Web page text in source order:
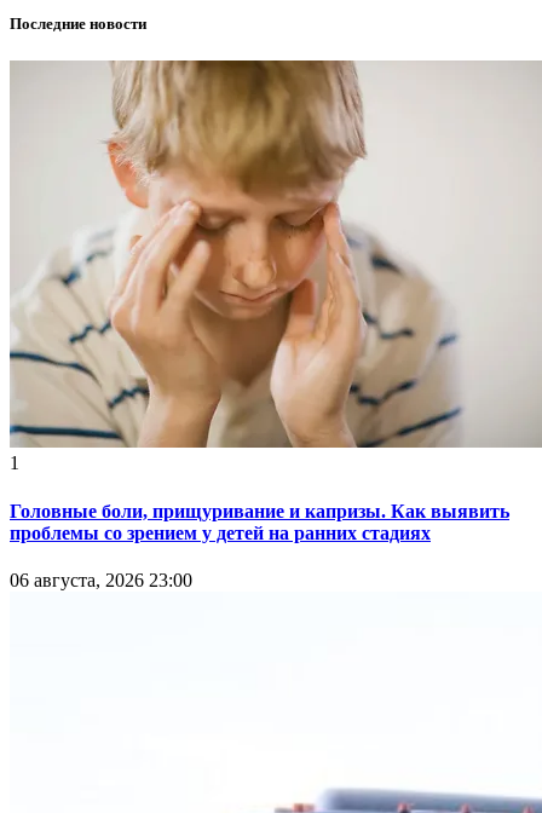
Последние новости
1
Головные боли, прищуривание и капризы. Как выявить
проблемы со зрением у детей на ранних стадиях
06 августа, 2026 23:00